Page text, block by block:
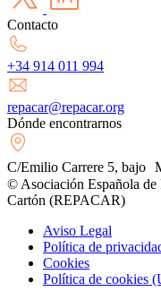
Contacto
+34 914 011 994
repacar@repacar.org
Dónde encontrarnos
C/Emilio Carrere 5, bajo
© Asociación Española de
Cartón (REPACAR)
Aviso Legal
Política de
Cookies
Política de cookies